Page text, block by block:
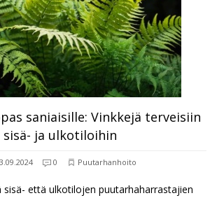
saniaisille: Vinkkejä terveisiin
sisä- ja ulkotiloihin
0 Puutarhanhoito
sisä- että ulkotilojen puutarhaharrastajien